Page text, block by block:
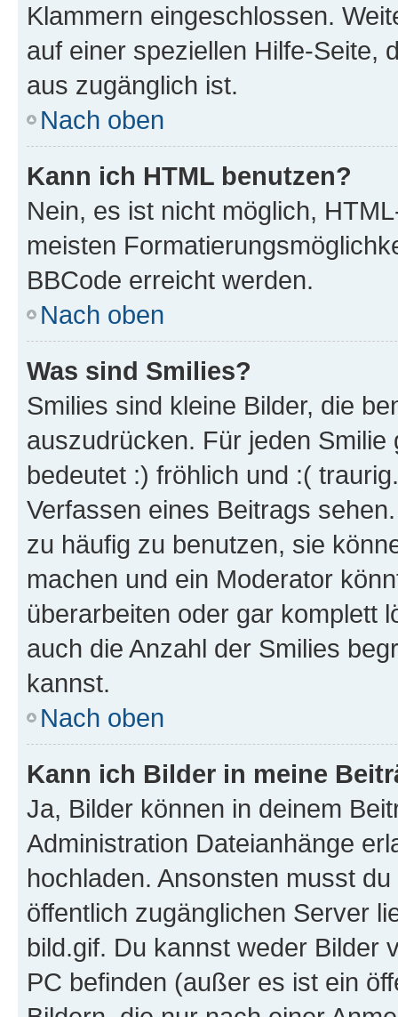
Klammern eingeschlossen.
auf einer speziellen Hilfe-Seite,
aus zugänglich ist.
Nach oben
Kann ich HTML benutzen?
Nein, es ist nicht möglich,
meisten
BBCode erreicht werden.
Nach oben
Was sind Smilies?
Smilies sind kleine Bilder, die
auszudrücken. Für jeden
bedeutet :) fröhlich und :(
Verfassen eines Beitrags
zu häufig zu benutzen, sie
machen und ein Moderator
überarbeiten oder gar komplett
auch die Anzahl der Smilies
kannst.
Nach oben
Kann ich Bilder in meine
Ja, Bilder können in deinem
Administration Dateianhänge
hochladen. Ansonsten musst
öffentlich zugänglichen Server
bild.gif. Du kannst weder Bilder
PC befinden (außer es ist ein